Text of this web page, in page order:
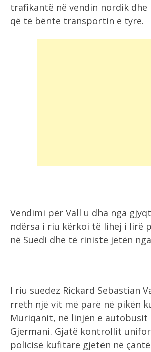
trafikantë në vendin nordik dhe
që të bënte transportin e tyre.
Vendimi për Vall u dha nga
ndërsa i riu kërkoi të lihej i lirë
në Suedi dhe të riniste jetën
I riu suedez Rickard Sebastian
rreth një vit më parë në pikën
Muriqanit, në linjën e autobusit
Gjermani. Gjatë kontrollit
policisë kufitare gjetën në